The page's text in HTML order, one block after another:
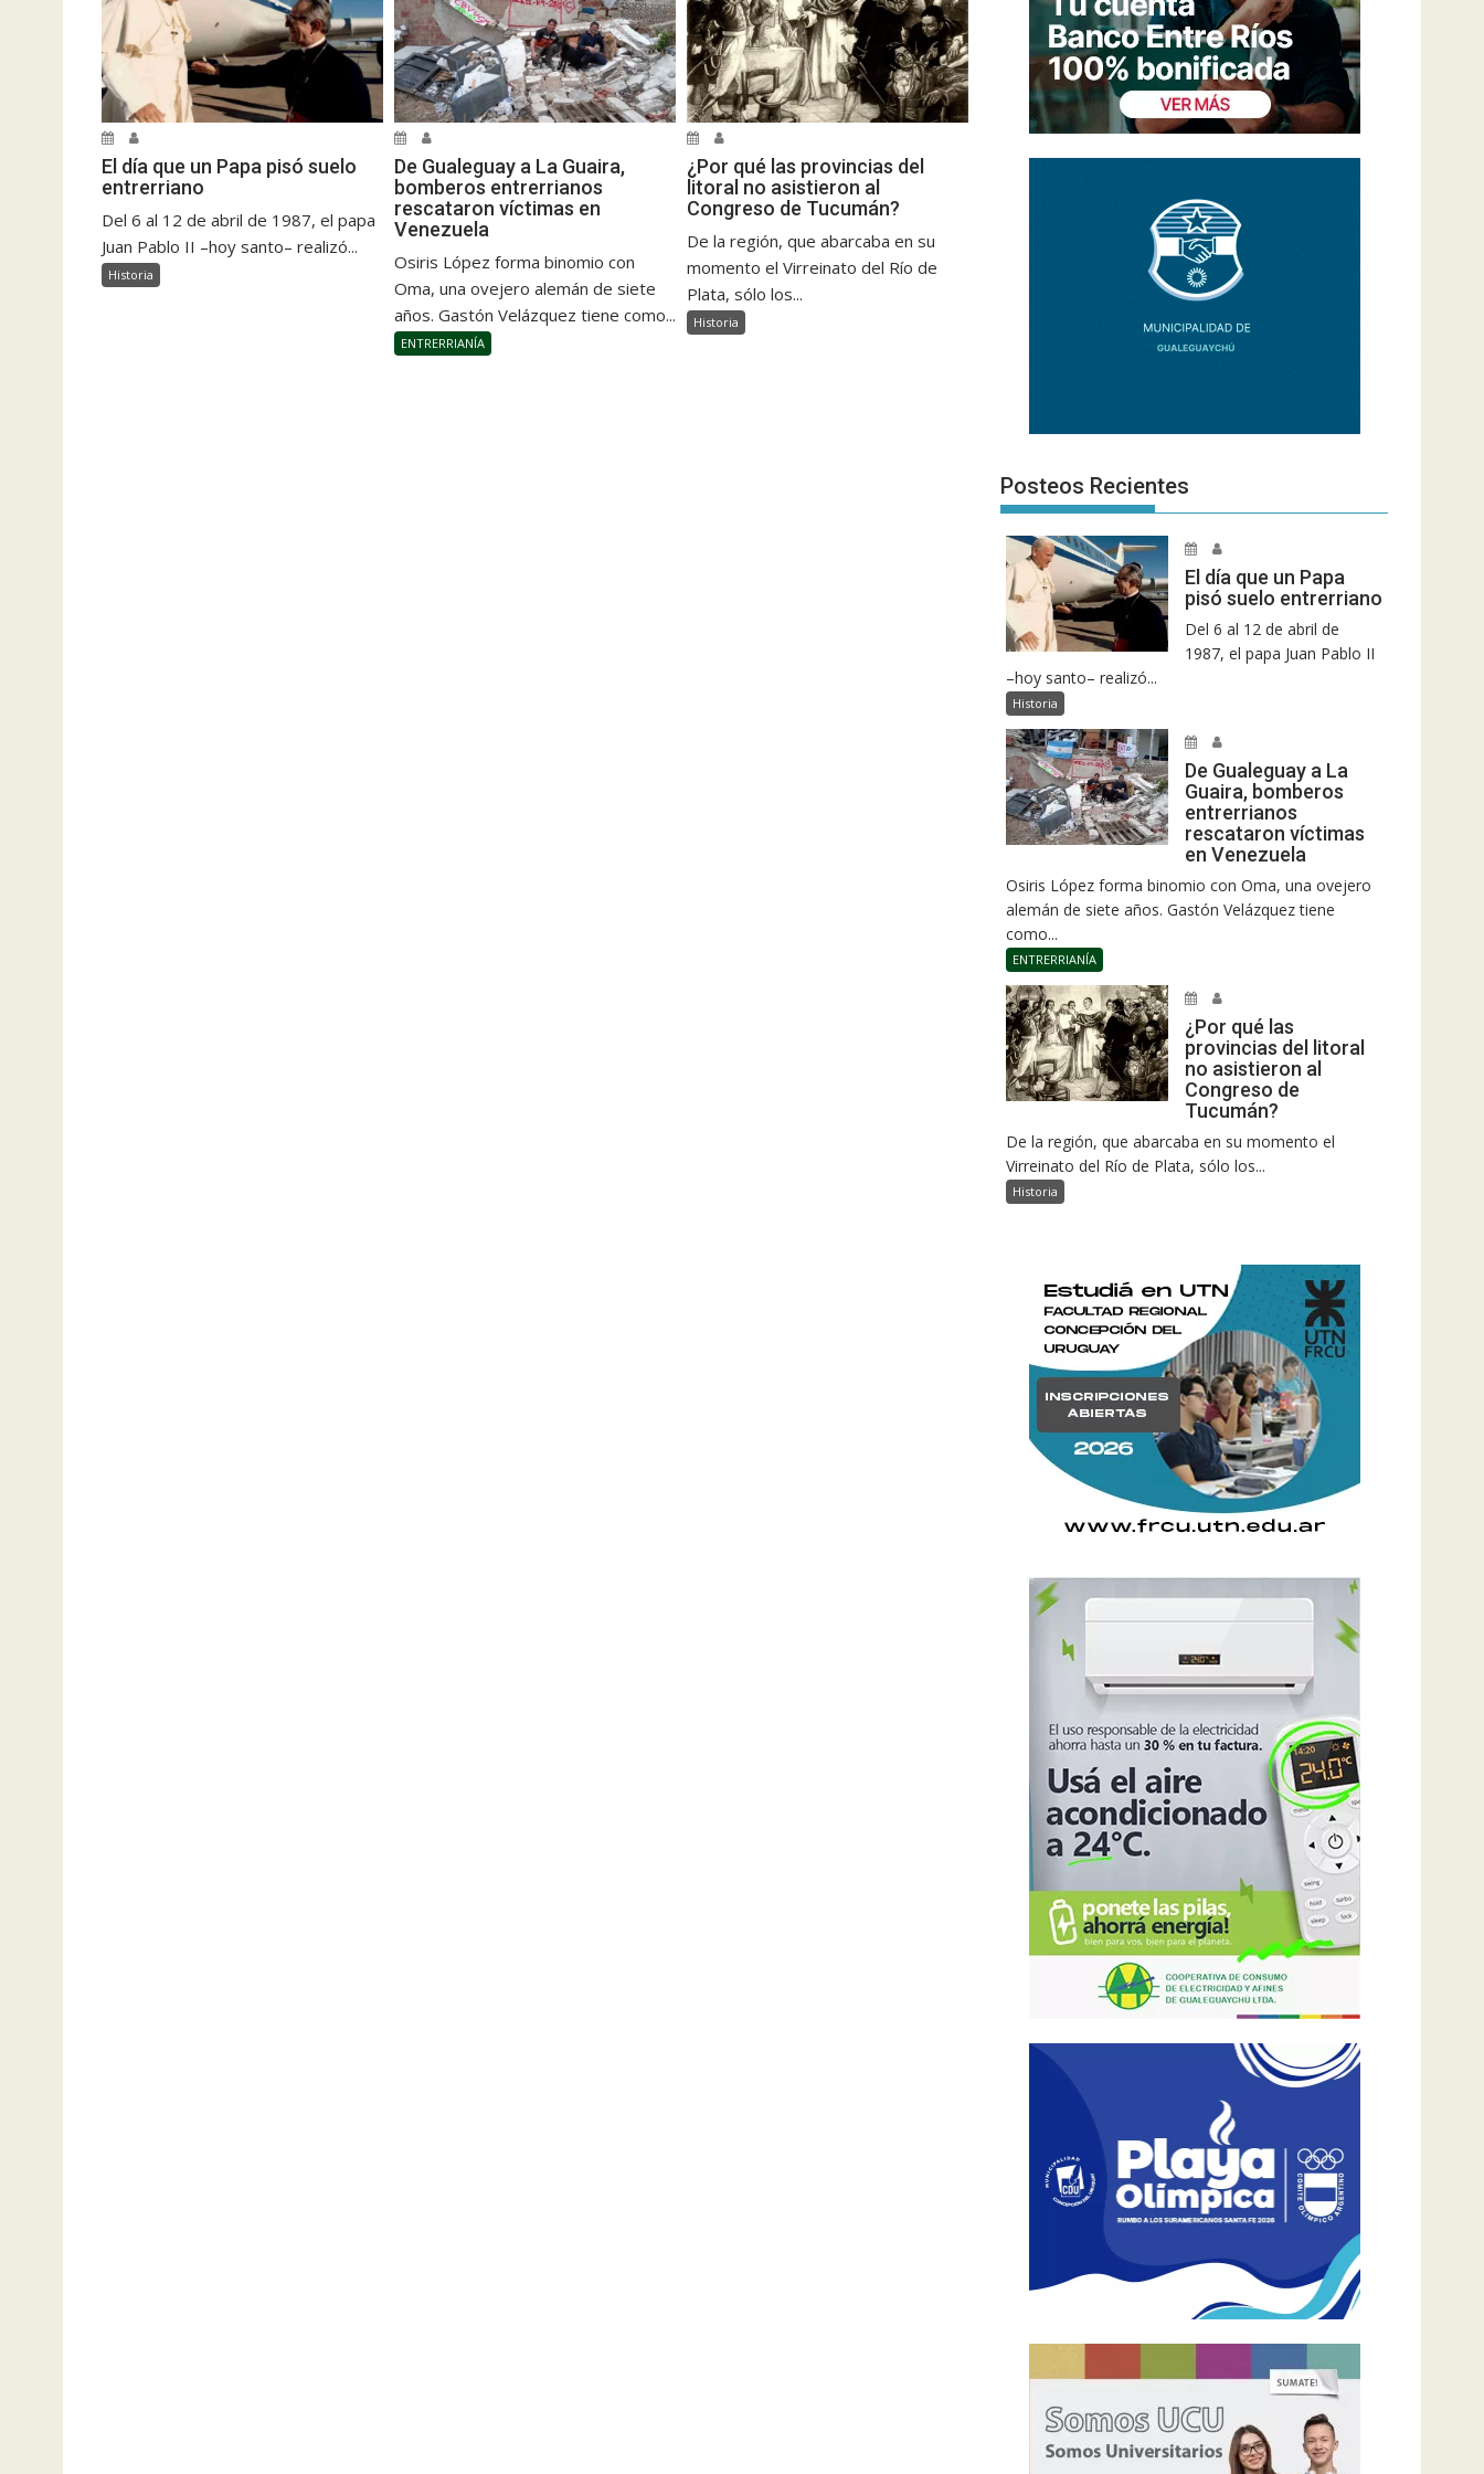
El día que un Papa pisó suelo
entrerriano
Del 6 al 12 de abril de 1987, el papa
Juan Pablo II –hoy santo– realizó...
Historia
De Gualeguay a La Guaira,
bomberos entrerrianos
rescataron víctimas en
Venezuela
Osiris López forma binomio con
Oma, una ovejero alemán de siete
años. Gastón Velázquez tiene como...
ENTRERRIANÍA
¿Por qué las provincias del
litoral no asistieron al
Congreso de Tucumán?
De la región, que abarcaba en su
momento el Virreinato del Río de
Plata, sólo los...
Historia
Posteos Recientes
El día que un Papa
pisó suelo entrerriano
Del 6 al 12 de abril de
1987, el papa Juan Pablo II
–hoy santo– realizó...
Historia
De Gualeguay a La
Guaira, bomberos
entrerrianos
rescataron víctimas
en Venezuela
Osiris López forma binomio con Oma, una ovejero
alemán de siete años. Gastón Velázquez tiene
como...
ENTRERRIANÍA
¿Por qué las
provincias del litoral
no asistieron al
Congreso de
Tucumán?
De la región, que abarcaba en su momento el
Virreinato del Río de Plata, sólo los...
Historia